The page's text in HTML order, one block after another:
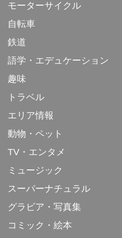
モーターサイクル
自転車
鉄道
語学・エデュケーション
趣味
トラベル
エリア情報
動物・ペット
TV・エンタメ
ミュージック
スーパーナチュラル
グラビア・写真集
コミック・絵本